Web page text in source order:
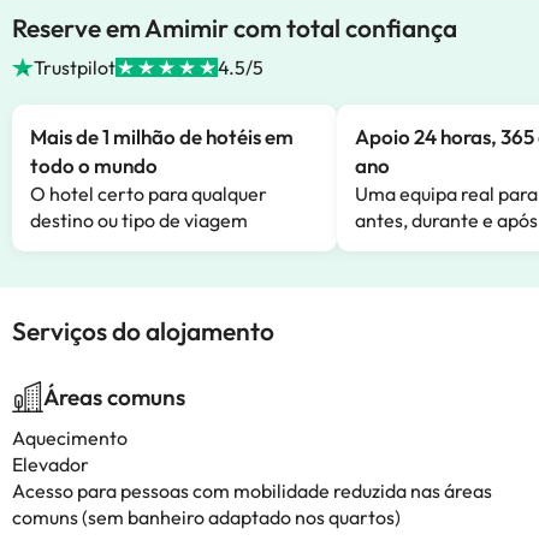
Reserve em Amimir com total confiança
Trustpilot 4.5/5
Mais de 1 milhão de hotéis em
todo o mundo
O hotel certo para qualquer
destino ou tipo de viagem
Apoio 24 horas,
ano
Uma equipa real
antes, durante e
Serviços do alojamento
Áreas comuns
Aquecimento
Elevador
Acesso para pessoas com mobilidade reduzida nas áreas
comuns (sem banheiro adaptado nos quartos)